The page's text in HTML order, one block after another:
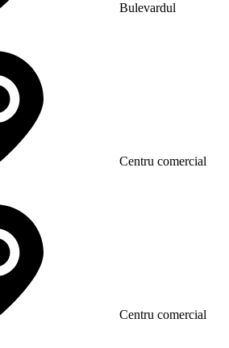
Bulevardul
Сentru comercial
Сentru comercial